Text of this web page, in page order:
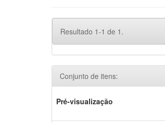
Resultado 1-1 de 1.
Conjunto de itens:
Pré-visualização